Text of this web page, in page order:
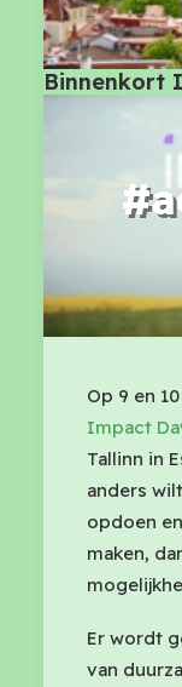
Binnenkort
Op 9 en
Impact
Tallinn in
anders
opdoen
maken,
Er wordt
van